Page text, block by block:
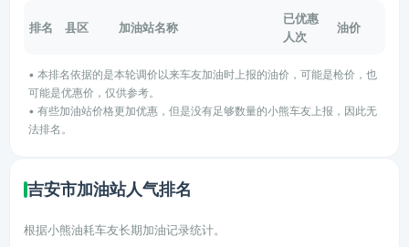
排名 县区 加油站名称
已优惠
人次
油价
• 本排名依据的是本轮调价以来车友加油时上报的油价，可能是枪价，也
可能是优惠价，仅供参考。
• 有些加油站价格更加优惠，但是没有足够数量的小熊车友上报，因此无
法排名。
吉安市加油站人气排名
根据小熊油耗车友长期加油记录统计。